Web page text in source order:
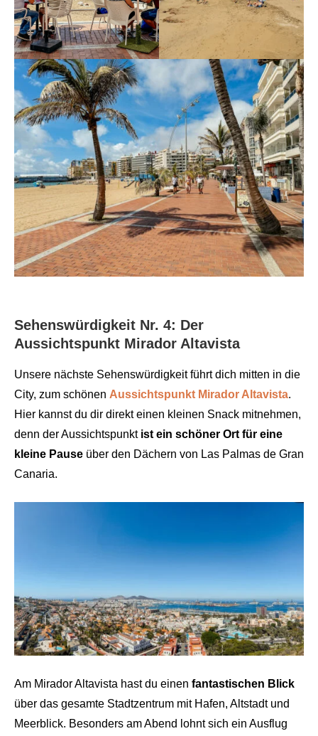
Sehenswürdigkeit Nr. 4: Der
Aussichtspunkt Mirador Altavista
Unsere nächste Sehenswürdigkeit führt dich mitten in die
City, zum schönen Aussichtspunkt Mirador Altavista.
Hier kannst du dir direkt einen kleinen Snack mitnehmen,
denn der Aussichtspunkt ist ein schöner Ort für eine
kleine Pause über den Dächern von Las Palmas de Gran
Canaria.
Am Mirador Altavista hast du einen fantastischen Blick
über das gesamte Stadtzentrum mit Hafen, Altstadt und
Meerblick. Besonders am Abend lohnt sich ein Ausflug